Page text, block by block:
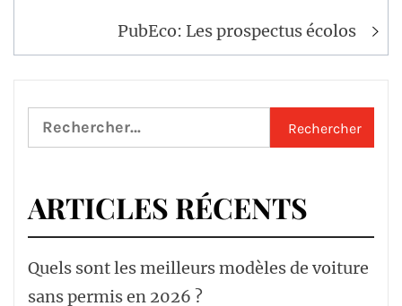
PubEco: Les prospectus écolos
Rechercher :
ARTICLES RÉCENTS
Quels sont les meilleurs modèles de voiture
sans permis en 2026 ?